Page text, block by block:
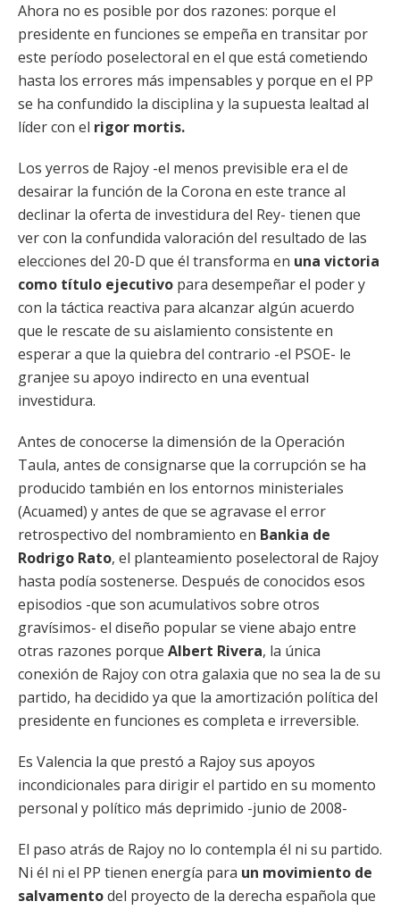
Ahora no es posible por dos razones: porque el
presidente en funciones se empeña en transitar por
este período poselectoral en el que está cometiendo
hasta los errores más impensables y porque en el PP
se ha confundido la disciplina y la supuesta lealtad al
líder con el rigor mortis.
Los yerros de Rajoy -el menos previsible era el de
desairar la función de la Corona en este trance al
declinar la oferta de investidura del Rey- tienen que
ver con la confundida valoración del resultado de las
elecciones del 20-D que él transforma en una victoria
como título ejecutivo para desempeñar el poder y
con la táctica reactiva para alcanzar algún acuerdo
que le rescate de su aislamiento consistente en
esperar a que la quiebra del contrario -el PSOE- le
granjee su apoyo indirecto en una eventual
investidura.
Antes de conocerse la dimensión de la Operación
Taula, antes de consignarse que la corrupción se ha
producido también en los entornos ministeriales
(Acuamed) y antes de que se agravase el error
retrospectivo del nombramiento en Bankia de
Rodrigo Rato, el planteamiento poselectoral de Rajoy
hasta podía sostenerse. Después de conocidos esos
episodios -que son acumulativos sobre otros
gravísimos- el diseño popular se viene abajo entre
otras razones porque Albert Rivera, la única
conexión de Rajoy con otra galaxia que no sea la de su
partido, ha decidido ya que la amortización política del
presidente en funciones es completa e irreversible.
Es Valencia la que prestó a Rajoy sus apoyos
incondicionales para dirigir el partido en su momento
personal y político más deprimido -junio de 2008-
El paso atrás de Rajoy no lo contempla él ni su partido.
Ni él ni el PP tienen energía para un movimiento de
salvamentodel proyecto de la derecha española que